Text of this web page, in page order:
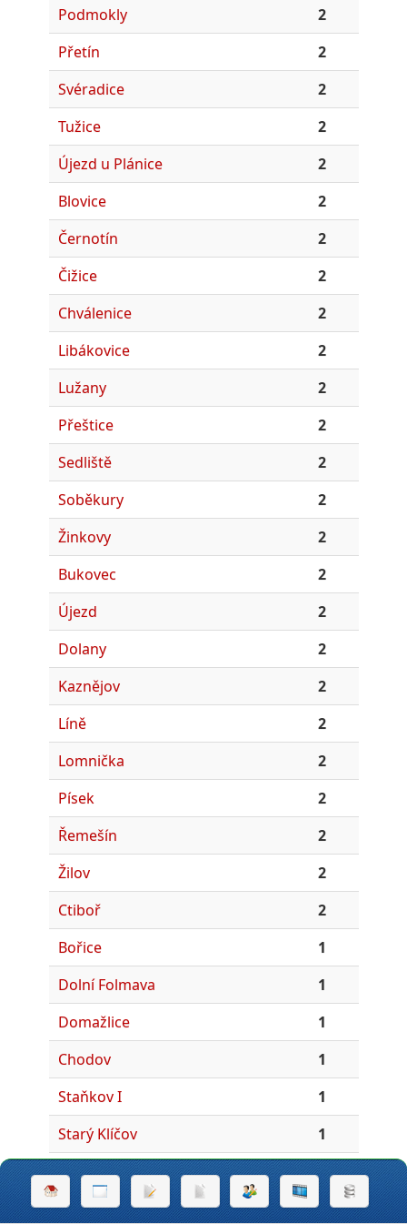
Podmokly
2
Přetín
2
Svéradice
2
Tužice
2
Újezd u Plánice
2
Blovice
2
Černotín
2
Čižice
2
Chválenice
2
Libákovice
2
Lužany
2
Přeštice
2
Sedliště
2
Soběkury
2
Žinkovy
2
Bukovec
2
Újezd
2
Dolany
2
Kaznějov
2
Líně
2
Lomnička
2
Písek
2
Řemešín
2
Žilov
2
Ctiboř
2
Bořice
1
Dolní Folmava
1
Domažlice
1
Chodov
1
Staňkov I
1
Starý Klíčov
1
Třebnice
1
Velký Malahov
1